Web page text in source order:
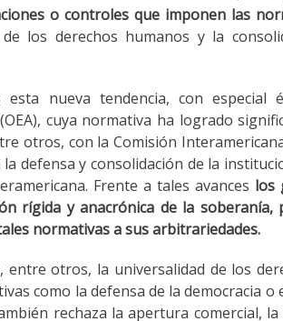
o controles que imponen las
los derechos humanos y la
nueva tendencia, con
cuya normativa ha logrado
otros, con la Comisión
defensa y consolidación de la
Frente a tales avances los
rígida y anacrónica de la
normativas a sus arbitrariedades.
otros, la universalidad de los
como la defensa de la democracia o
rechaza la apertura comercial,